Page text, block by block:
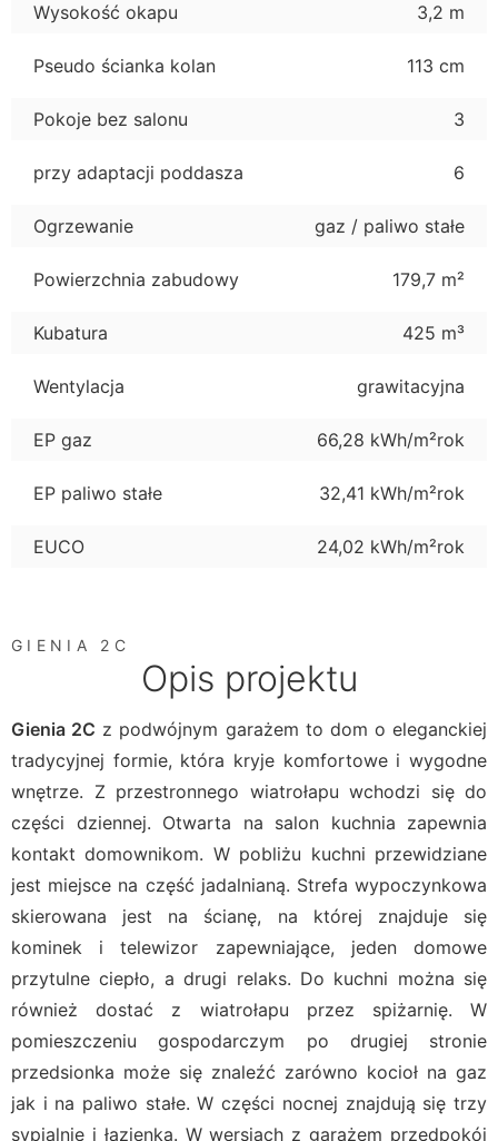
Wysokość okapu 3,2 m
Pseudo ścianka kolan 113 cm
Pokoje bez salonu 3
przy adaptacji poddasza 6
Ogrzewanie gaz / paliwo stałe
Powierzchnia zabudowy 179,7 m²
Kubatura 425 m³
Wentylacja grawitacyjna
EP gaz 66,28 kWh/m²rok
EP paliwo stałe 32,41 kWh/m²rok
EUCO 24,02 kWh/m²rok
GIENIA 2C
Opis projektu
Gienia 2C z podwójnym garażem to dom o eleganckiej
tradycyjnej formie, która kryje komfortowe i wygodne
wnętrze. Z przestronnego wiatrołapu wchodzi się do
części dziennej. Otwarta na salon kuchnia zapewnia
kontakt domownikom. W pobliżu kuchni przewidziane
jest miejsce na część jadalnianą. Strefa wypoczynkowa
skierowana jest na ścianę, na której znajduje się
kominek i telewizor zapewniające, jeden domowe
przytulne ciepło, a drugi relaks. Do kuchni można się
również dostać z wiatrołapu przez spiżarnię. W
pomieszczeniu gospodarczym po drugiej stronie
przedsionka może się znaleźć zarówno kocioł na gaz
jak i na paliwo stałe. W części nocnej znajdują się trzy
sypialnie i łazienka. W wersjach z garażem przedpokój